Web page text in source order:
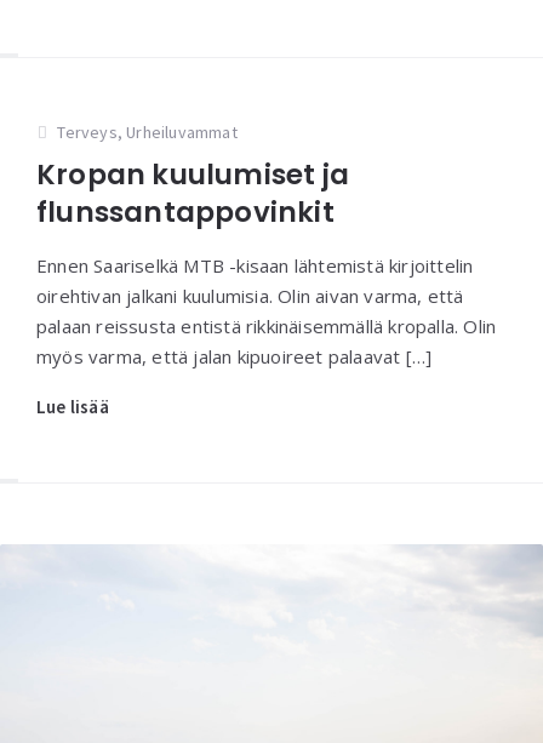
Terveys, Urheiluvammat
Kropan kuulumiset ja
flunssantappovinkit
Ennen Saariselkä MTB -kisaan lähtemistä kirjoittelin
oirehtivan jalkani kuulumisia. Olin aivan varma, että
palaan reissusta entistä rikkinäisemmällä kropalla. Olin
myös varma, että jalan kipuoireet palaavat […]
Lue lisää